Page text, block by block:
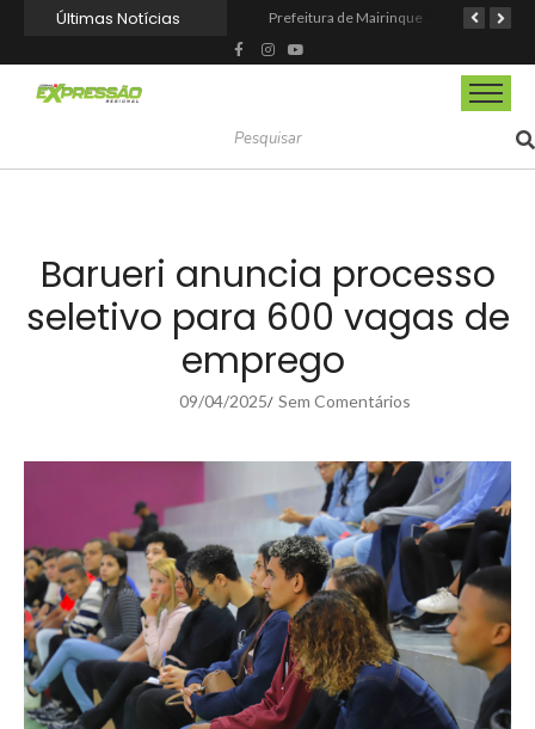
Últimas Notícias
Barueri anuncia processo
seletivo para 600 vagas de
emprego
09/04/2025/ Sem Comentários